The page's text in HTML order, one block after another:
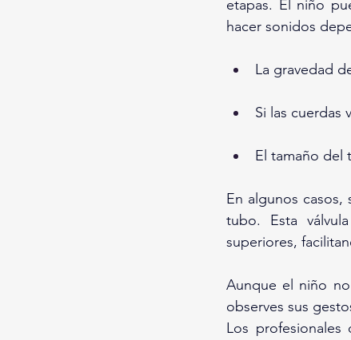
etapas. El niño
hacer sonidos
La gravedad
Si las cuerdas
El tamaño del
En algunos
tubo. Esta
superiores,
Aunque el niño
observes sus
Los